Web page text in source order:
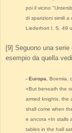
poi il vicino
di sparizioni simili a
Liederhort I, S. 49
[9] Seguono una
esempio da quella
- Europa , Boemia,
«But beneath the
armed knights, the
shall come when
e ancora «In stalls
tables in the hall